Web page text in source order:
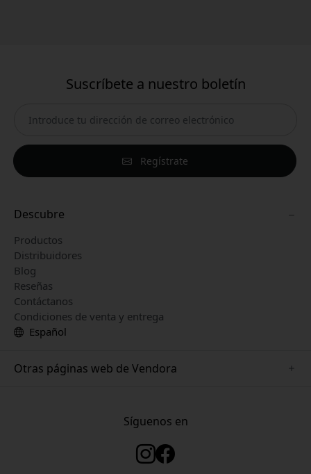
Suscríbete a nuestro boletín
Regístrate
Descubre
Productos
Distribuidores
Blog
Reseñas
Contáctanos
Condiciones de venta y entrega
Español
Otras páginas web de Vendora
Síguenos en